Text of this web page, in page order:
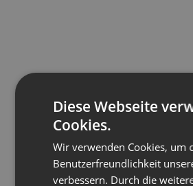
Diese Webseite
Cookies.
Wir verwenden Cookies, um
Benutzerfreundlichkeit
verbessern. Durch die